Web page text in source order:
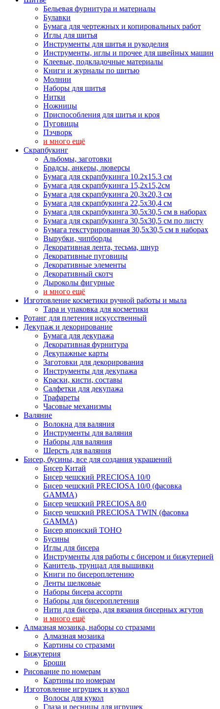
Бельевая фурнитура и материалы
Булавки
Бумага для чертежных и копировальных работ
Иглы для шитья
Инструменты для шитья и рукоделия
Инструменты, иглы и прочее для швейных машин
Клеевые, подкладочные материалы
Книги и журналы по шитью
Молнии
Наборы для шитья
Нитки
Ножницы
Приспособления для шитья и кроя
Пуговицы
Пэчворк
и много ещё
Скрапбукинг
Альбомы, заготовки
Брадсы, анкеры, люверсы
Бумага для скрапбукинга 10.2х15.3 см
Бумага для скрапбукинга 15,2х15,2см
Бумага для скрапбукинга 20,3х20,3 см
Бумага для скрапбукинга 22,5х30,4 см
Бумага для скрапбукинга 30,5х30,5 см в наборах
Бумага для скрапбукинга 30,5х30,5 см по листу
Бумага текстурированная 30,5х30,5 см в наборах
Вырубки, чипборды
Декоративная лента, тесьма, шнур
Декоративные пуговицы
Декоративные элементы
Декоративный скотч
Дыроколы фигурные
и много ещё
Изготовление косметики ручной работы и мыла
Тара и упаковка для косметики
Ротанг для плетения искусственный
Декупаж и декорирование
Бумага для декупажа
Декоративная фурнитура
Декупажные карты
Заготовки для декорирования
Инструменты для декупажа
Краски, кисти, составы
Салфетки для декупажа
Трафареты
Часовые механизмы
Валяние
Волокна для валяния
Инструменты для валяния
Наборы для валяния
Шерсть для валяния
Бисер, бусины, все для создания украшений
Бисер Китай
Бисер чешский PRECIOSA 10/0
Бисер чешский PRECIOSA 10/0 (фасовка
GAMMA)
Бисер чешский PRECIOSA 8/0
Бисер чешский PRECIOSA TWIN (фасовка
GAMMA)
Бисер японский TOHO
Бусины
Иглы для бисера
Инструменты для работы с бисером и бижутерией
Канитель, трунцал для вышивки
Книги по бисероплетению
Ленты шелковые
Наборы бисера ассорти
Наборы для бисероплетения
Нити для бисера, для вязания бисерных жгутов
и много ещё
Алмазная мозаика, наборы со стразами
Алмазная мозаика
Картины co стразами
Бижутерия
Броши
Рисование по номерам
Картины по номерам
Изготовление игрушек и кукол
Волосы для кукол
Глаза и ресницы для игрушек